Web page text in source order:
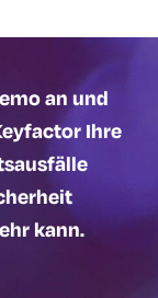
an und
Ihre
kann.